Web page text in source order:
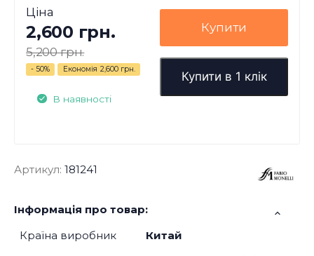
Ціна
2,600 грн.
5,200 грн.
- 50% Економія 2,600 грн.
В наявності
Купити
Купити в 1 клік
Артикул: 181241
Інформація про товар:
Країна виробник
Китай